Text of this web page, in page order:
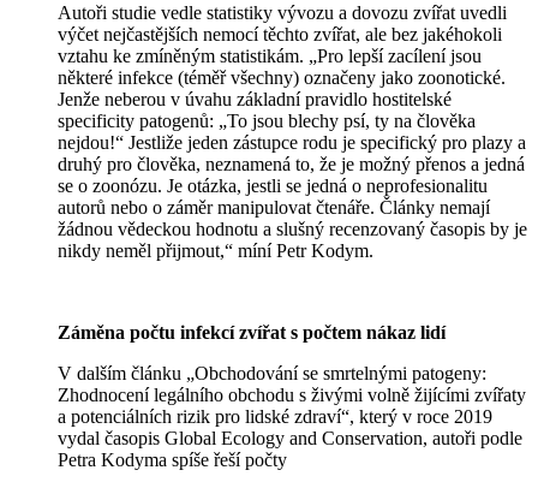
Autoři studie vedle statistiky vývozu a dovozu zvířat uvedli
výčet nejčastějších nemocí těchto zvířat, ale bez jakéhokoli
vztahu ke zmíněným statistikám. „Pro lepší zacílení jsou
některé infekce (téměř všechny) označeny jako zoonotické.
Jenže neberou v úvahu základní pravidlo hostitelské
specificity patogenů: „To jsou blechy psí, ty na člověka
nejdou!“ Jestliže jeden zástupce rodu je specifický pro plazy a
druhý pro člověka, neznamená to, že je možný přenos a jedná
se o zoonózu. Je otázka, jestli se jedná o neprofesionalitu
autorů nebo o záměr manipulovat čtenáře. Články nemají
žádnou vědeckou hodnotu a slušný recenzovaný časopis by je
nikdy neměl přijmout,“ míní Petr Kodym.
Záměna počtu infekcí zvířat s počtem nákaz lidí
V dalším článku „Obchodování se smrtelnými patogeny:
Zhodnocení legálního obchodu s živými volně žijícími zvířaty
a potenciálních rizik pro lidské zdraví“, který v roce 2019
vydal časopis Global Ecology and Conservation, autoři podle
Petra Kodyma spíše řeší počty